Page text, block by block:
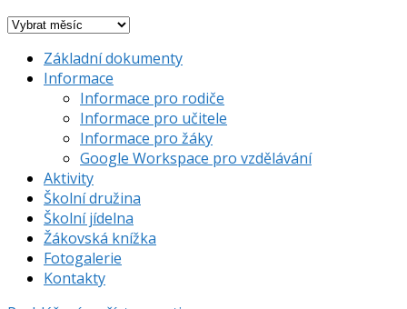
Archiv
Základní dokumenty
Informace
Informace pro rodiče
Informace pro učitele
Informace pro žáky
Google Workspace pro vzdělávání
Aktivity
Školní družina
Školní jídelna
Žákovská knížka
Fotogalerie
Kontakty